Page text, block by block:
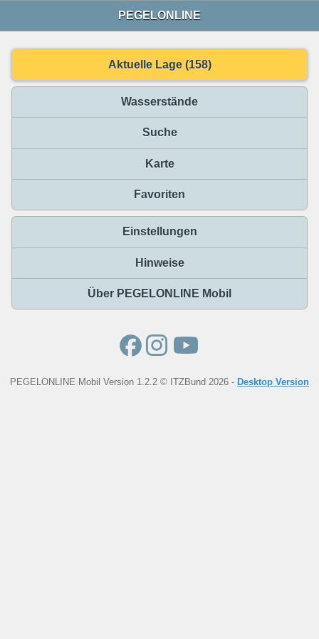
PEGELONLINE
Aktuelle Lage (158)
Wasserstände
Suche
Karte
Favoriten
Einstellungen
Hinweise
Über PEGELONLINE Mobil
PEGELONLINE Mobil Version 1.2.2 © ITZBund 2026 - Desktop Version